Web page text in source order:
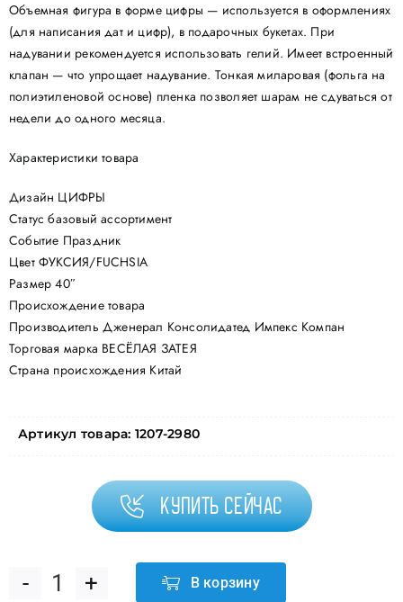
Контакты
Политика конфиденциальности
Объемная фигура в форме цифры — используется в оформлениях
(для написания дат и цифр), в подарочных букетах. При
надувании рекомендуется использовать гелий. Имеет встроенный
клапан — что упрощает надувание. Тонкая миларовая (фольга на
полиэтиленовой основе) пленка позволяет шарам не сдуваться от
недели до одного месяца.
Характеристики товара
Дизайн ЦИФРЫ
Статус базовый ассортимент
Событие Праздник
Цвет ФУКСИЯ/FUCHSIA
Размер 40″
Происхождение товара
Производитель Дженерал Консолидатед Импекс Компан
Торговая марка ВЕСЁЛАЯ ЗАТЕЯ
Страна происхождения Китай
Артикул товара: 1207-2980
Купить сейчас
В корзину